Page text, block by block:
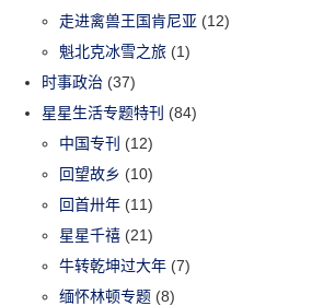
走进禽兽王国肯尼亚 (12)
魁北克冰雪之旅 (1)
时事政治 (37)
星星生活专题特刊 (84)
中国专刊 (12)
回望故乡 (10)
回首卅年 (11)
星星千禧 (21)
牛转乾坤过大年 (7)
缅怀林顿专题 (8)